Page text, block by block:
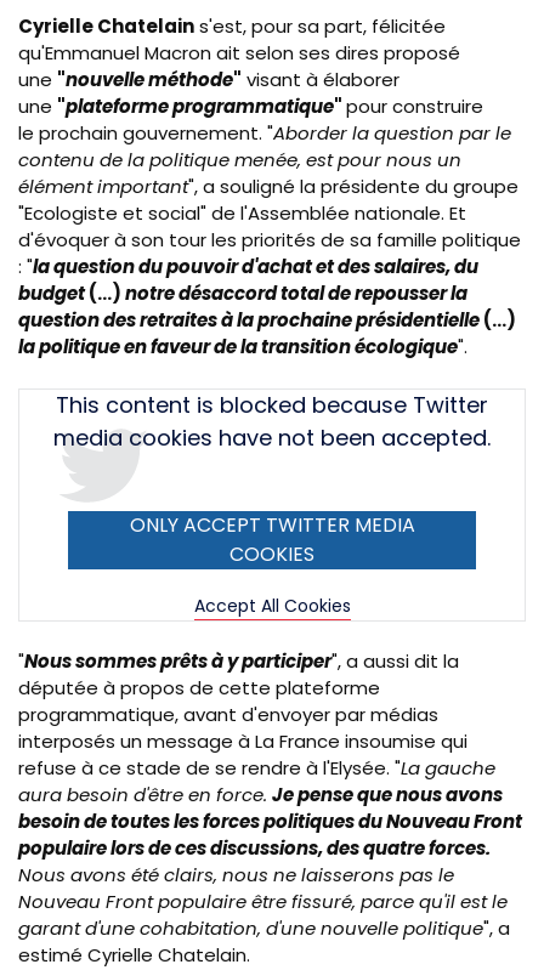
Cyrielle Chatelains'est, pour sa part, félicitée
qu'Emmanuel Macron ait selon ses dires proposé
une "nouvelle méthode" visant à élaborer
une "plateforme programmatique"pour construire
le prochain gouvernement. "Aborder la question par le
contenu de la politique menée, est pour nous un
élément important", a souligné la présidente du groupe
"Ecologiste et social" de l'Assemblée nationale. Et
d'évoquer à son tour les priorités de sa famille politique
: "la question du pouvoir d'achat et des salaires, du
budget(...)notre désaccord total de repousser la
question des retraites à la prochaine présidentielle(...)
la politique en faveur de la transition écologique".
TweetThis content is blocked because Twitter
media cookies have not been accepted.
ONLY ACCEPT TWITTER MEDIA
COOKIES
Accept All Cookies
"Nous sommes prêts à y participer", a aussi dit la
députée à propos de cette plateforme
programmatique, avant d'envoyer par médias
interposés un message à La France insoumise qui
refuse à ce stade de se rendre à l'Elysée. "La gauche
aura besoin d'être en force. Je pense que nous avons
besoin de toutes les forces politiques du Nouveau Front
populaire lors de ces discussions, des quatre forces.
Nous avons été clairs, nous ne laisserons pas le
Nouveau Front populaire être fissuré, parce qu'il est le
garant d'une cohabitation, d'une nouvelle politique", a
estimé Cyrielle Chatelain.